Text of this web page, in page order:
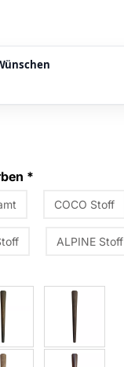
*
COCO Stoff
ALPINE Stoff